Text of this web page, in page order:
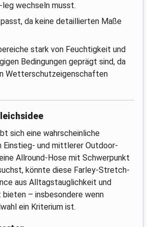
wechseln musst.
da keine detaillierten Maße
stark von Feuchtigkeit und
Bedingungen geprägt sind, da
Wetterschutzeigenschaften
sich eine wahrscheinliche
Einstieg- und mittlerer Outdoor-
Allround-Hose mit Schwerpunkt
könnte diese Farley-Stretch-
aus Alltagstauglichkeit und
– insbesondere wenn
ein Kriterium ist.